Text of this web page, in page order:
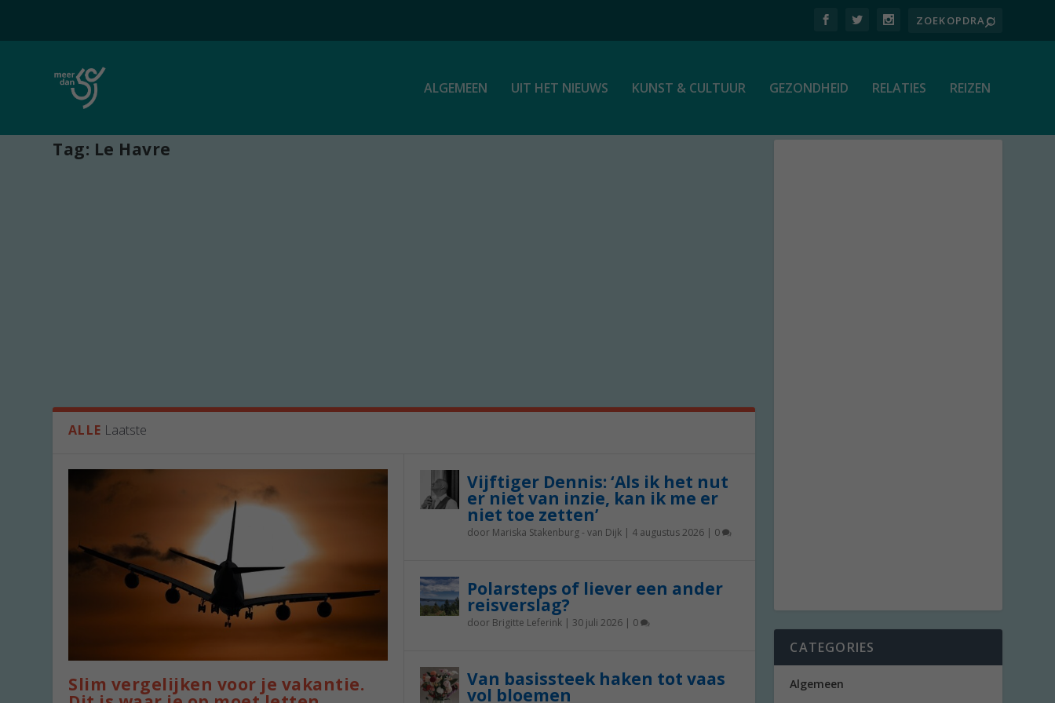
ALGEMEEN UIT HET NIEUWS KUNST & CULTUUR GEZONDHEID RELATIES REIZEN
Tag: Le Havre
ALLE Laatste
Slim vergelijken voor je vakantie.
Vijftiger Dennis: ‘Als ik het nut
er niet van inzie, kan ik me er
niet toe zetten’
door Mariska Stakenburg - van Dijk| 4 augustus 2026| 0
Polarsteps of liever een ander
reisverslag?
door Brigitte Leferink| 30 juli 2026| 0
Van basissteek haken tot vaas
vol bloemen
CATEGORIES
Algemeen